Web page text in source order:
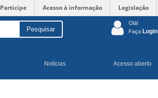
Participe Acesso à informação Legislação
Pesquisar
Olá!
Faça Login
Notícias Acesso aberto